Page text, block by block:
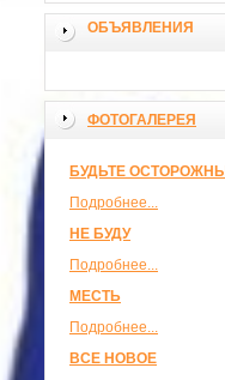
ОБЪЯВЛЕНИЯ
ФОТОГАЛЕРЕЯ
БУДЬТЕ ОСТОРОЖНЫ
Подробнее...
НЕ БУДУ
Подробнее...
МЕСТЬ
Подробнее...
ВСЕ НОВОЕ